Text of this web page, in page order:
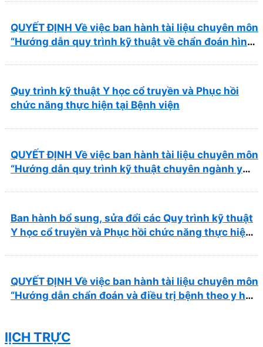
QUYẾT ĐỊNH Về việc ban hành tài liệu chuyên môn
“Hướng dẫn quy trình kỹ thuật về chẩn đoán hình
Quy trình kỹ thuật Y học cổ truyền và Phục hồi
chức năng thực hiện tại Bệnh viện
QUYẾT ĐỊNH Về việc ban hành tài liệu chuyên môn
“Hướng dẫn quy trình kỹ thuật chuyên ngành y
Ban hành bổ sung, sửa đổi các Quy trình kỹ thuật
Y học cổ truyền và Phục hồi chức năng thực hiện
QUYẾT ĐỊNH Về việc ban hành tài liệu chuyên môn
“Hướng dẫn chẩn đoán và điều trị bệnh theo y học
lỊCH TRỰC